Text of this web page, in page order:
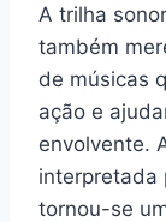
A trilha
também
de músicas
ação e
envolvente.
interpretada
tornou-se